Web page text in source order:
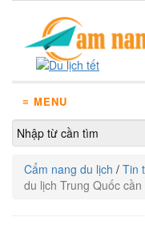
≡ MENU
Cẩm nang du lịch / Tin
du lịch Trung Quốc